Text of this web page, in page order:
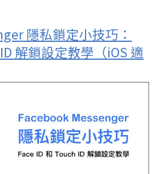
隱私鎖定小技巧：
解鎖設定教學（iOS 適